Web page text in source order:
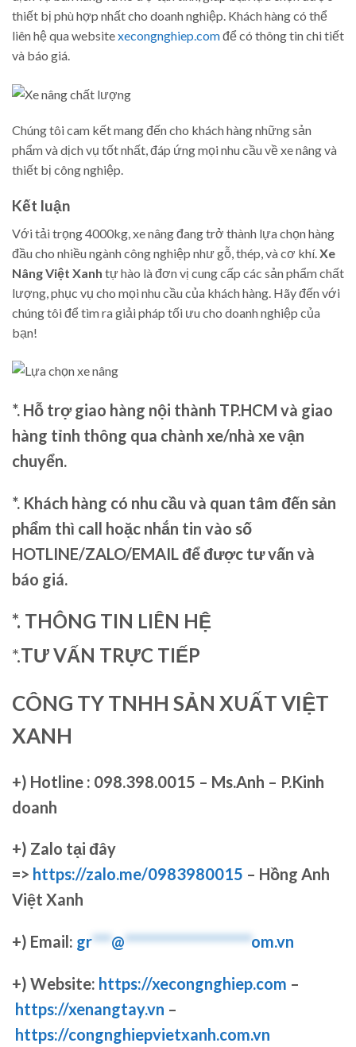
thiết bị phù hợp nhất cho doanh nghiệp. Khách hàng có thể
liên hệ qua websitexecongnghiep.comđể có thông tin chi tiết
và báo giá.
Chúng tôi cam kết mang đến cho khách hàng những sản
phẩm và dịch vụ tốt nhất, đáp ứng mọi nhu cầu về xe nâng và
thiết bị công nghiệp.
Kết luận
Với tải trọng 4000kg, xe nâng đang trở thành lựa chọn hàng
đầu cho nhiều ngành công nghiệp như gỗ, thép, và cơ khí.Xe
Nâng Việt Xanh tự hào là đơn vị cung cấp các sản phẩm chất
lượng, phục vụ cho mọi nhu cầu của khách hàng. Hãy đến với
chúng tôi để tìm ra giải pháp tối ưu cho doanh nghiệp của
bạn!
*. Hỗ trợ giao hàng nội thành TP.HCM và giao
hàng tỉnh thông qua chành xe/nhà xe vận
chuyển.
*. Khách hàng có nhu cầu và quan tâm đến sản
phẩm thì call hoặc nhắn tin vào số
HOTLINE/ZALO/EMAIL để được tư vấn và
báo giá.
*. THÔNG TIN LIÊN HỆ
*.TƯ VẤN TRỰC TIẾP
CÔNG TY TNHH SẢN XUẤT VIỆT
XANH
+) Hotline : 098.398.0015 – Ms.Anh – P.Kinh
doanh
+) Zalo tại đây
=> https://zalo.me/0983980015 – Hồng Anh
Việt Xanh
+) Email: gr***@********************om.vn
+) Website: https://xecongnghiep.com –
https://xenangtay.vn –
https://congnghiepvietxanh.com.vn